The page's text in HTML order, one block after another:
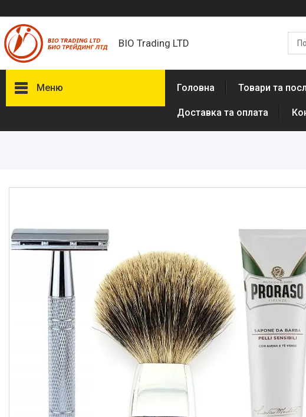
BIO Trading LTD
Меню
Аксесуари з натуральної шкіри
(пітон, крокодил)
Взуття
Екіпірування для полювання та
риболовлі
Засоби приглушення
радіосигналу
Товари з Польщі
Побутова хімія з Європи
Меблеві тканини
Аксесуари для мобільних
телефонів
Чай, кава
Головна Товари та
Доставка та оплата